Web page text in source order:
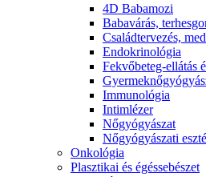
4D Babamozi
Babavárás,
Családtervezés,
Endokrinológia
Fekvőbeteg-ellátás
Immunológia
Intimlézer
Nőgyógyászat
Nőgyógyászati
Onkológia
Plasztikai és égéssebészet